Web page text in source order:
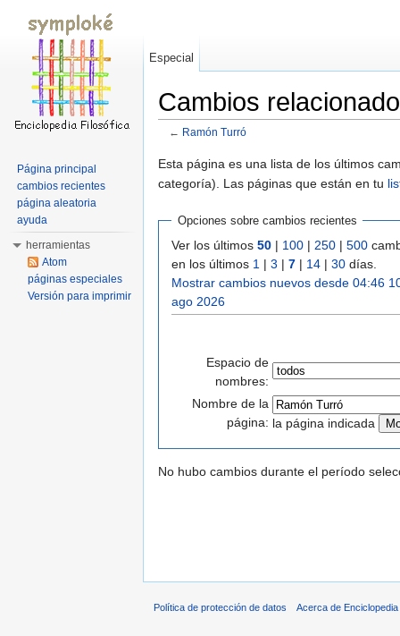
Cambios
← Ramón Turró
Esta página es una lista de los últimos
categoría). Las páginas que están en tu
Opciones sobre cambios recientes
Ver los últimos 50 | 100 | 250 | 500
en los últimos 1 | 3 | 7 | 14 | 30 días.
Mostrar cambios nuevos desde 04:46
ago 2026
Espacio de
nombres:
Nombre de la
página: la página indicada
No hubo cambios durante el período
Especial
Página principal
cambios recientes
página aleatoria
ayuda
herramientas
Atom
páginas especiales
Versión para imprimir
Política de protección de datos Acerca de